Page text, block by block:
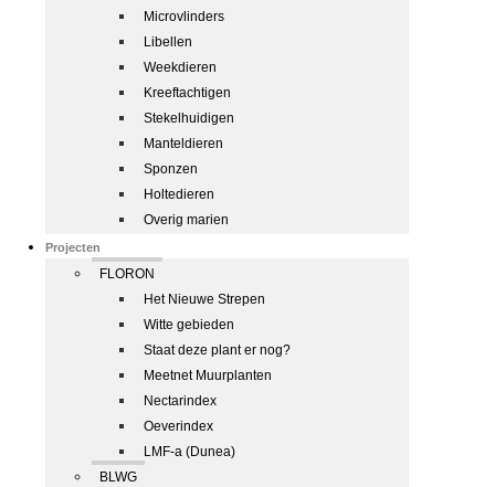
Microvlinders
Libellen
Weekdieren
Kreeftachtigen
Stekelhuidigen
Manteldieren
Sponzen
Holtedieren
Overig marien
Projecten
FLORON
Het Nieuwe Strepen
Witte gebieden
Staat deze plant er nog?
Meetnet Muurplanten
Nectarindex
Oeverindex
LMF-a (Dunea)
BLWG